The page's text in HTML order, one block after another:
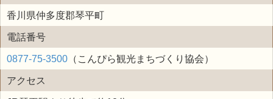
香川県仲多度郡琴平町
電話番号
0877-75-3500 （こんぴら観光まちづくり協会）
アクセス